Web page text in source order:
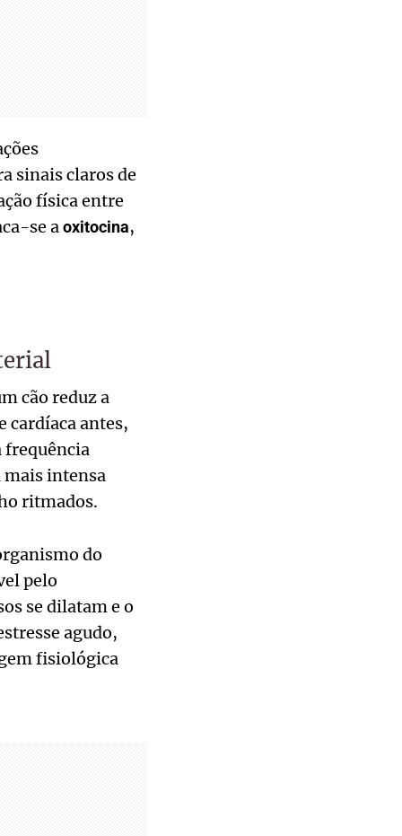
sinais claros de
física entre
se aoxitocina,
cão reduz a
cardíaca antes,
frequência
mais intensa
ritmados.
do
pelo
se dilatam e o
agudo,
fisiológica